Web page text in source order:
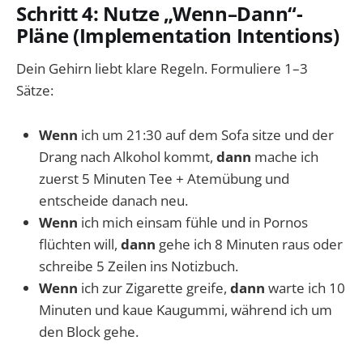
Schritt 4: Nutze „Wenn–Dann“-
Pläne (Implementation Intentions)
Dein Gehirn liebt klare Regeln. Formuliere 1–3
Sätze:
Wenn ich um 21:30 auf dem Sofa sitze und der
Drang nach Alkohol kommt, dann mache ich
zuerst 5 Minuten Tee + Atemübung und
entscheide danach neu.
Wenn ich mich einsam fühle und in Pornos
flüchten will, dann gehe ich 8 Minuten raus oder
schreibe 5 Zeilen ins Notizbuch.
Wenn ich zur Zigarette greife, dann warte ich 10
Minuten und kaue Kaugummi, während ich um
den Block gehe.